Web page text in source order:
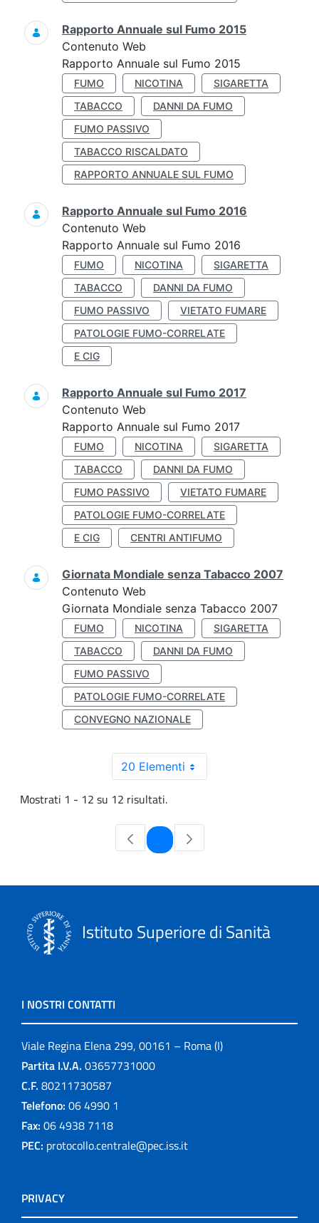
Rapporto Annuale sul Fumo 2015
Contenuto Web
Rapporto Annuale sul Fumo 2015
FUMO NICOTINA
SIGARETTA
TABACCO
DANNI DA FUMO
FUMO PASSIVO
TABACCO RISCALDATO
RAPPORTO ANNUALE SUL FUMO
Rapporto Annuale sul Fumo 2016
Contenuto Web
Rapporto Annuale sul Fumo 2016
FUMO NICOTINA
SIGARETTA
TABACCO
DANNI DA FUMO
FUMO PASSIVO
VIETATO FUMARE
PATOLOGIE FUMO-CORRELATE
E CIG
Rapporto Annuale sul Fumo 2017
Contenuto Web
Rapporto Annuale sul Fumo 2017
FUMO NICOTINA
SIGARETTA
TABACCO
DANNI DA FUMO
FUMO PASSIVO
VIETATO FUMARE
PATOLOGIE FUMO-CORRELATE
E CIG
CENTRI ANTIFUMO
Giornata Mondiale senza Tabacco 2007
Contenuto Web
Giornata Mondiale senza Tabacco 2007
FUMO NICOTINA
SIGARETTA
TABACCO
DANNI DA FUMO
FUMO PASSIVO
PATOLOGIE FUMO-CORRELATE
CONVEGNO NAZIONALE
20 Elementi
Mostrati 1 - 12 su 12 risultati.
Pagina
Istituto Superiore di Sanità
I NOSTRI CONTATTI
Viale Regina Elena 299, 00161 – Roma (I)
Partita I.V.A. 03657731000
C.F. 80211730587
Telefono: 06 4990 1
Fax: 06 4938 7118
PEC: protocollo.centrale@pec.iss.it
PRIVACY